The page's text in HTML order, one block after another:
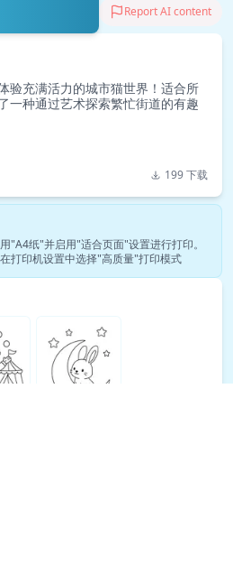
Report AI content
验充满活力的城市猫世界！适合所
一种通过艺术探索繁忙街道的有趣
199 下载
"A4纸"并启用"适合页面"设置进行打印。
打印机设置中选择"高质量"打印模式